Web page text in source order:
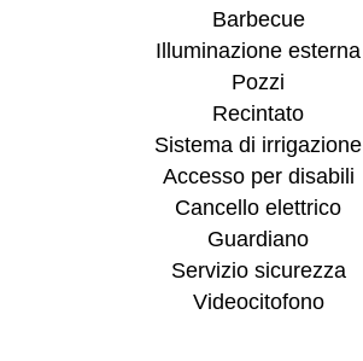
Barbecue
Illuminazione esterna
Pozzi
Recintato
Sistema di irrigazione
Accesso per disabili
Cancello elettrico
Guardiano
Servizio sicurezza
Videocitofono